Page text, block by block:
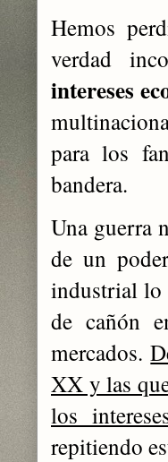
Hemos
verdad
intereses
para los
bandera.
Una guerra
de un
industrial lo
de cañón
mercados.
XX y las
los
repitiendo